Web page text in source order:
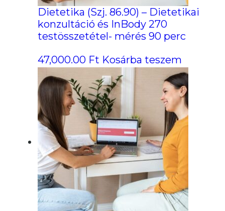
Dietetika (Szj. 86.90) – Dietetikai
konzultáció és InBody 270
testösszetétel- mérés 90 perc
47,000.00 Ft Kosárba teszem